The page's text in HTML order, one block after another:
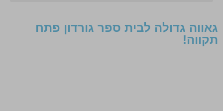
‎גאווה גדולה לבית ספר גורדון פתח
תקווה‎!